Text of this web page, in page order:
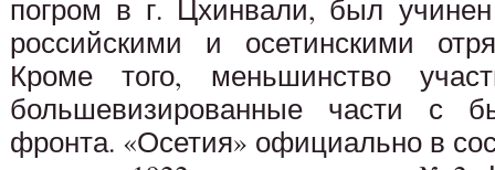
погром в г. Цхинвали, был
российскими и осетинскими
Кроме того, меньшинство
большевизированные части с
фронта. «Осетия» официально в